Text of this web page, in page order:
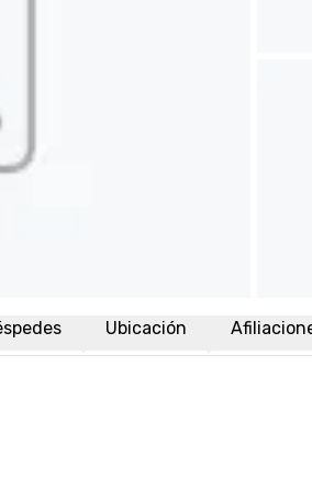
Ubicación